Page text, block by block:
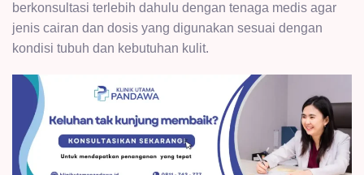
berkonsultasi terlebih dahulu dengan tenaga medis agar
jenis cairan dan dosis yang digunakan sesuai dengan
kondisi tubuh dan kebutuhan kulit.